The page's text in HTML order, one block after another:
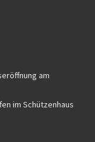
am
im Schützenhaus